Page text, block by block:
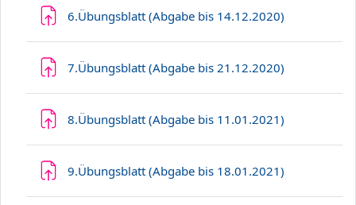
6.Übungsblatt (Abgabe bis 14.12.2020)
7.Übungsblatt (Abgabe bis 21.12.2020)
8.Übungsblatt (Abgabe bis 11.01.2021)
9.Übungsblatt (Abgabe bis 18.01.2021)